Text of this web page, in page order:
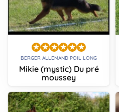
BERGER ALLEMAND POIL LONG
Mikie (mystic) Du pré
moussey